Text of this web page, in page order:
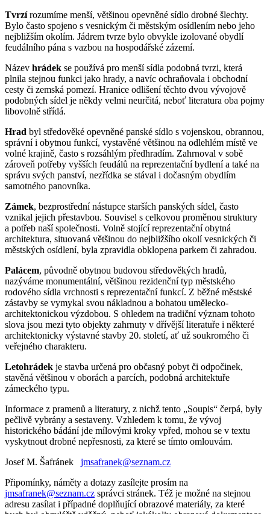
Tvrzírozumíme menší, většinou opevněné sídlo drobné šlechty.
Bylo často spojeno s vesnickým či městským osídlením nebo jeho
nejbližším okolím. Jádrem tvrze bylo obvykle izolované obydlí
feudálního pána s vazbou na hospodářské zázemí.
Název hrádek se používá pro menší sídla podobná tvrzi, která
plnila stejnou funkci jako hrady, a navíc ochraňovala i obchodní
cesty či zemská pomezí. Hranice odlišení těchto dvou vývojově
podobných sídel je někdy velmi neurčitá, neboť literatura oba pojmy
libovolně střídá.
Hrad byl středověké opevněné panské sídlo s vojenskou, obrannou,
správní i obytnou funkcí, vystavěné většinou na odlehlém místě ve
volné krajině, často s rozsáhlým předhradím. Zahrnoval v sobě
zároveň potřeby vyšších feudálů na reprezentační bydlení a také na
správu svých panství, nezřídka se stával i dočasným obydlím
samotného panovníka.
Zámek, bezprostřední nástupce starších panských sídel, často
vznikal jejich přestavbou. Souvisel s celkovou proměnou struktury
a potřeb naší společnosti. Volně stojící reprezentační obytná
architektura, situovaná většinou do nejbližšího okolí vesnických či
městských osídlení, byla zpravidla obklopena parkem či zahradou.
Palácem, původně obytnou budovou středověkých hradů,
nazýváme monumentální, většinou rezidenční typ městského
rodového sídla vrchnosti s reprezentační funkcí. Z běžné městské
zástavby se vymykal svou nákladnou a bohatou umělecko-
architektonickou výzdobou. S ohledem na tradiční význam tohoto
slova jsou mezi tyto objekty zahrnuty v dřívější literatuře i některé
architektonicky výstavné stavby 20. století, ať už soukromého či
veřejného charakteru.
Letohrádek je stavba určená pro občasný pobyt či odpočinek,
stavěná většinou v oborách a parcích, podobná architektuře
zámeckého typu.
Informace z pramenů a literatury, z nichž tento „Soupis“ čerpá, byly
pečlivě vybrány a sestaveny. Vzhledem k tomu, že vývoj
historického bádání jde mílovými kroky vpřed, mohou se v textu
vyskytnout drobné nepřesnosti, za které se tímto omlouvám.
Josef M. Šafránek
jmsafranek@seznam.cz
Připomínky, náměty a dotazy zasílejte prosím na
jmsafranek@seznam.cz správci stránek. Též je možné na stejnou
adresu zasílat i případné doplňující obrazové materiály, za které